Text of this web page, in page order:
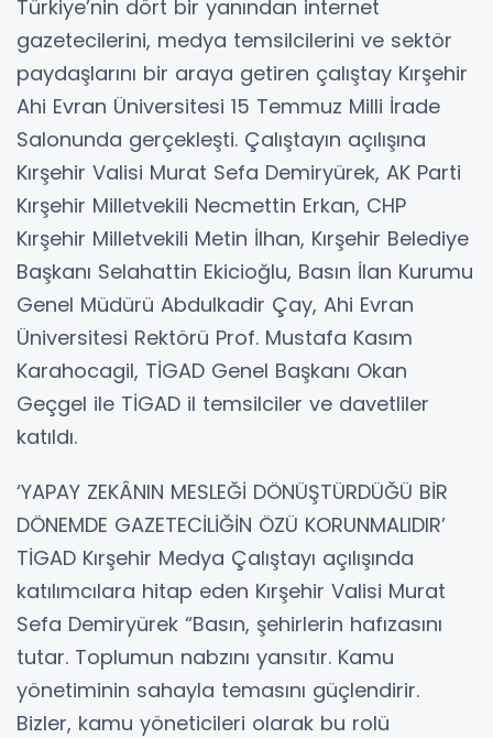
Türkiye’nin dört bir yanından internet
gazetecilerini, medya temsilcilerini ve sektör
paydaşlarını bir araya getiren çalıştay Kırşehir
Ahi Evran Üniversitesi 15 Temmuz Milli İrade
Salonunda gerçekleşti. Çalıştayın açılışına
Kırşehir Valisi Murat Sefa Demiryürek, AK Parti
Kırşehir Milletvekili Necmettin Erkan, CHP
Kırşehir Milletvekili Metin İlhan, Kırşehir Belediye
Başkanı Selahattin Ekicioğlu, Basın İlan Kurumu
Genel Müdürü Abdulkadir Çay, Ahi Evran
Üniversitesi Rektörü Prof. Mustafa Kasım
Karahocagil, TİGAD Genel Başkanı Okan
Geçgel ile TİGAD il temsilciler ve davetliler
katıldı.
‘YAPAY ZEKÂNIN MESLEĞİ DÖNÜŞTÜRDÜĞÜ BİR
DÖNEMDE GAZETECİLİĞİN ÖZÜ KORUNMALIDIR’
TİGAD Kırşehir Medya Çalıştayı açılışında
katılımcılara hitap eden Kırşehir Valisi Murat
Sefa Demiryürek “Basın, şehirlerin hafızasını
tutar. Toplumun nabzını yansıtır. Kamu
yönetiminin sahayla temasını güçlendirir.
Bizler, kamu yöneticileri olarak bu rolü